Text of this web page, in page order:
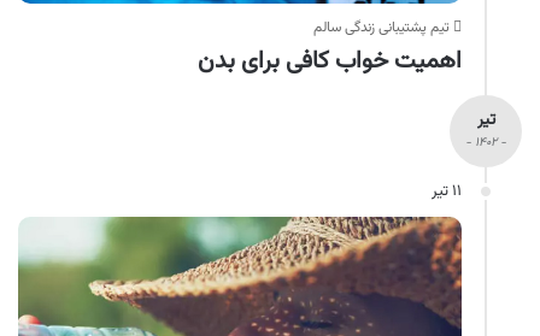
تیم پشتیبانی زندگی سالم
اهمیت خواب کافی برای بدن
تیر
- ۱۴۰۲ -
۱۱ تیر